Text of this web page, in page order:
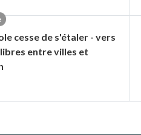
cesse de s'étaler - vers
entre villes et